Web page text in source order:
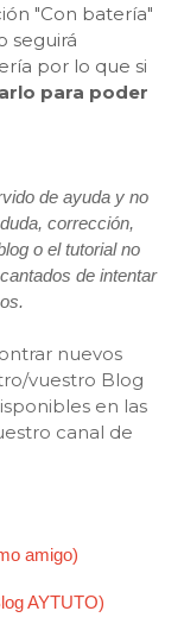
"Con batería"
seguirá
por lo que si
para poder
de ayuda y no
corrección,
o el tutorial no
de intentar
nuevos
vuestro Blog
en las
canal de
amigo)
AYTUTO)